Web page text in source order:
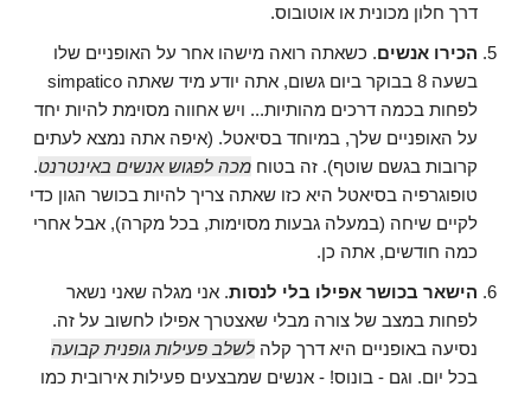
דרך חלון מכונית או אוטובוס.
הכירו אנשים. כשאתה רואה מישהו אחר על האופניים שלו
בשעה 8 בבוקר ביום גשום, אתה יודע מיד שאתה simpatico
לפחות בכמה דרכים מהותיות... ויש אחווה מסוימת להיות יחד
על האופניים שלך, במיוחד בסיאטל. (איפה אתה נמצא לעתים
קרובות בגשם שוטף). זה בטוח מכה לפגוש אנשים באינטרנט.
טופוגרפיה בסיאטל היא כזו שאתה צריך להיות בכושר הגון כדי
לקיים שיחה (במעלה גבעות מסוימות, בכל מקרה), אבל אחרי
כמה חודשים, אתה כן.
הישאר בכושר אפילו בלי לנסות. אני מגלה שאני נשאר
לפחות במצב של צורה מבלי שאצטרך אפילו לחשוב על זה.
נסיעה באופניים היא דרך קלה לשלב פעילות גופנית קבועה
בכל יום. וגם - בונוס! - אנשים שמבצעים פעילות אירובית כמו